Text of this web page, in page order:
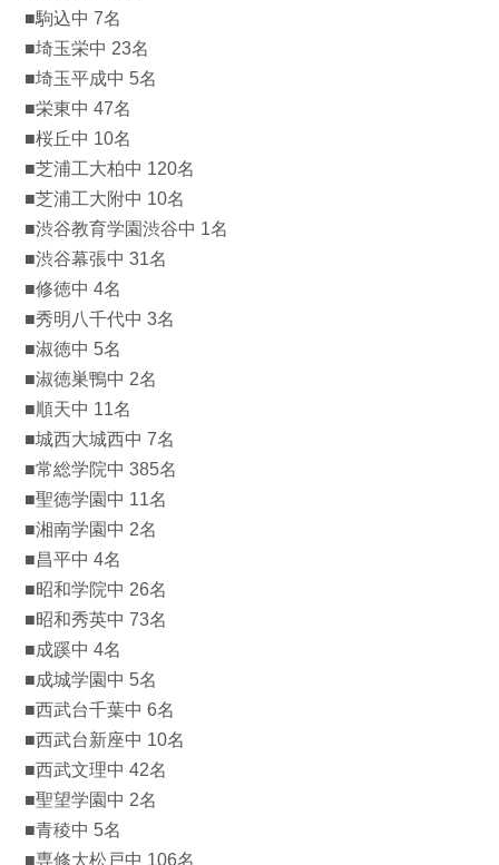
■駒込中 7名
■埼玉栄中 23名
■埼玉平成中 5名
■栄東中 47名
■桜丘中 10名
■芝浦工大柏中 120名
■芝浦工大附中 10名
■渋谷教育学園渋谷中 1名
■渋谷幕張中 31名
■修徳中 4名
■秀明八千代中 3名
■淑徳中 5名
■淑徳巣鴨中 2名
■順天中 11名
■城西大城西中 7名
■常総学院中 385名
■聖徳学園中 11名
■湘南学園中 2名
■昌平中 4名
■昭和学院中 26名
■昭和秀英中 73名
■成蹊中 4名
■成城学園中 5名
■西武台千葉中 6名
■西武台新座中 10名
■西武文理中 42名
■聖望学園中 2名
■青稜中 5名
■専修大松戸中 106名